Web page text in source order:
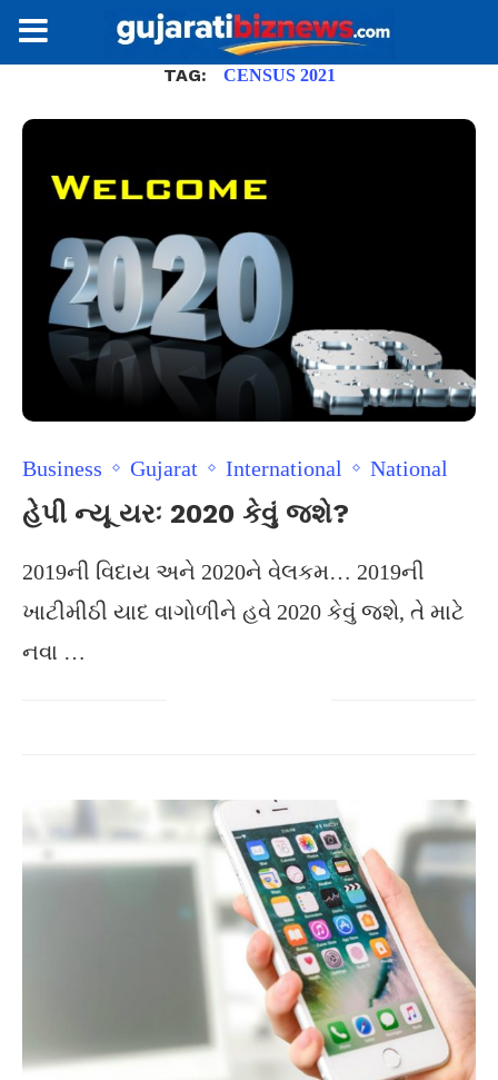
TAG: CENSUS 2021
Business Gujarat International National
હેપી ન્યૂ યરઃ 2020 કેવું જશે?
2019ની વિદાય અને 2020ને વેલકમ… 2019ની
ખાટીમીઠી યાદ વાગોળીને હવે 2020 કેવું જશે, તે માટે
નવા …